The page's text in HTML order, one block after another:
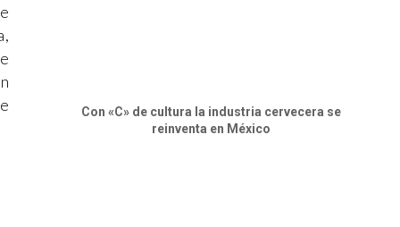
Con «C» de cultura la industria cervecera se
reinventa en México